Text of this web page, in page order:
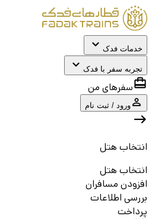
خدمات فدک
تجربه سفر با فدک
سفرهای من
ورود / ثبت نام
انتخاب هتل
انتخاب هتل
افزودن مسافران
بررسی اطلاعات
پرداخت